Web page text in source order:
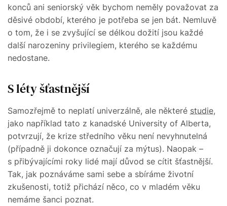
konců ani seniorský věk bychom neměly považovat za
děsivé období, kterého je potřeba se jen bát. Nemluvě
o tom, že i se zvyšující se délkou dožití jsou každé
další narozeniny privilegiem, kterého se každému
nedostane.
S léty šťastnější
Samozřejmě to neplatí univerzálně, ale některé studie,
jako například tato z kanadské University of Alberta,
potvrzují, že krize středního věku není nevyhnutelná
(případně ji dokonce označují za mýtus). Naopak –
s přibývajícími roky lidé mají důvod se cítit šťastnější.
Tak, jak poznáváme sami sebe a sbíráme životní
zkušenosti, totiž přichází něco, co v mladém věku
nemáme šanci poznat.